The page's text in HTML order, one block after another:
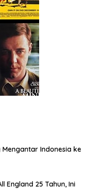
Indonesia ke
England 25 Tahun, Ini